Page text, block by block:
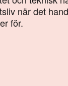
när det
för.